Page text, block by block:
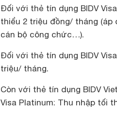
Đối với thẻ tín dụng BIDV
thiểu 2 triệu đồng/ tháng (áp
cán bộ công chức…).
Đối với thẻ tín dụng BIDV
triệu/ tháng.
Còn với thẻ tín dụng BIDV
Visa Platinum: Thu nhập tối